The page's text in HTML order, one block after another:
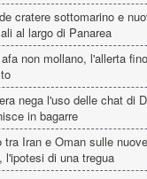
cratere sottomarino e
al largo di Panarea
non mollano, l'allerta
nega l'uso delle chat di
in bagarre
tra Iran e Oman sulle
l'ipotesi di una tregua